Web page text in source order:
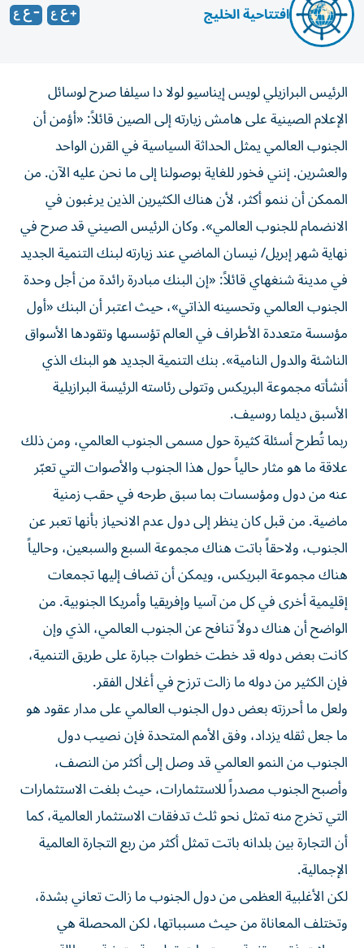
افتتاحية الخليج
الرئيس البرازيلي لويس إيناسيو لولا دا سيلفا صرح لوسائل
الإعلام الصينية على هامش زيارته إلى الصين قائلاً: «أؤمن أن
الجنوب العالمي يمثل الحداثة السياسية في القرن الواحد
والعشرين. إنني فخور للغاية بوصولنا إلى ما نحن عليه الآن. من
الممكن أن ننمو أكثر، لأن هناك الكثيرين الذين يرغبون في
الانضمام للجنوب العالمي». وكان الرئيس الصيني قد صرح في
نهاية شهر إبريل/ نيسان الماضي عند زيارته لبنك التنمية الجديد
في مدينة شنغهاي قائلاً: «إن البنك مبادرة رائدة من أجل وحدة
الجنوب العالمي وتحسينه الذاتي»، حيث اعتبر أن البنك «أول
مؤسسة متعددة الأطراف في العالم تؤسسها وتقودها الأسواق
الناشئة والدول النامية». بنك التنمية الجديد هو البنك الذي
أنشأته مجموعة البريكس وتتولى رئاسته الرئيسة البرازيلية
الأسبق ديلما روسيف.
ربما تُطرح أسئلة كثيرة حول مسمى الجنوب العالمي، ومن ذلك
علاقة ما هو مثار حالياً حول هذا الجنوب والأصوات التي تعبّر
عنه من دول ومؤسسات بما سبق طرحه في حقب زمنية
ماضية. من قبل كان ينظر إلى دول عدم الانحياز بأنها تعبر عن
الجنوب، ولاحقاً باتت هناك مجموعة السبع والسبعين، وحالياً
هناك مجموعة البريكس، ويمكن أن تضاف إليها تجمعات
إقليمية أخرى في كل من آسيا وإفريقيا وأمريكا الجنوبية. من
الواضح أن هناك دولاً تنافح عن الجنوب العالمي، الذي وإن
كانت بعض دوله قد خطت خطوات جبارة على طريق التنمية،
فإن الكثير من دوله ما زالت ترزح في أغلال الفقر.
ولعل ما أحرزته بعض دول الجنوب العالمي على مدار عقود هو
ما جعل ثقله يزداد، وفق الأمم المتحدة فإن نصيب دول
الجنوب من النمو العالمي قد وصل إلى أكثر من النصف،
وأصبح الجنوب مصدراً للاستثمارات، حيث بلغت الاستثمارات
التي تخرج منه تمثل نحو ثلث تدفقات الاستثمار العالمية، كما
أن التجارة بين بلدانه باتت تمثل أكثر من ربع التجارة العالمية
الإجمالية.
لكن الأغلبية العظمى من دول الجنوب ما زالت تعاني بشدة،
وتختلف المعاناة من حيث مسبباتها، لكن المحصلة هي